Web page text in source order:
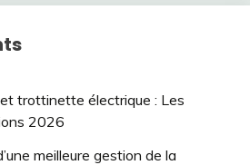
trottinette électrique : Les
2026
meilleure gestion de la